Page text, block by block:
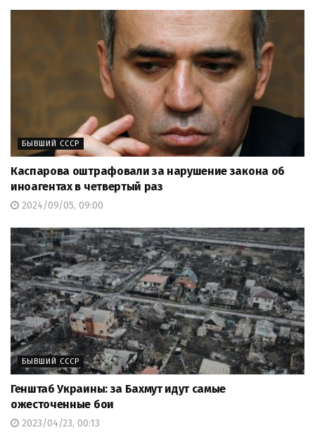
БЫВШИЙ СССР
Каспарова оштрафовали за нарушение закона об
иноагентах в четвертый раз
2024/09/05, 09:00
БЫВШИЙ СССР
Генштаб Украины: за Бахмут идут самые
ожесточенные бои
2023/04/23, 00:13